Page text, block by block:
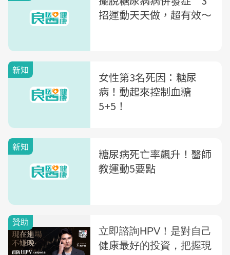
招運動天天做，超有效〜
新知
女性第3名死因：糖尿
病！動起來控制血糖
5+5！
新知
糖尿病死亡率飆升！醫師
教運動5要點